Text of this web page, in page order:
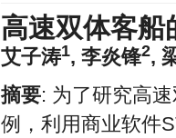
高速双体客船
艾子涛1, 李炎锋2,
摘要: 为了研究高
例，利用商业软件